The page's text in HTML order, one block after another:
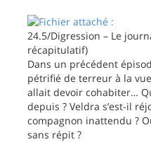
24.5/Digression – Le
récapitulatif)
Dans un précédent
pétrifié de terreur à la
allait devoir cohabiter…
depuis ? Veldra s’est-il
compagnon inattendu ?
sans répit ?